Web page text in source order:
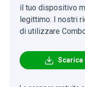
il tuo dispositivo
legittimo. I nostri
di utilizzare
Scarica